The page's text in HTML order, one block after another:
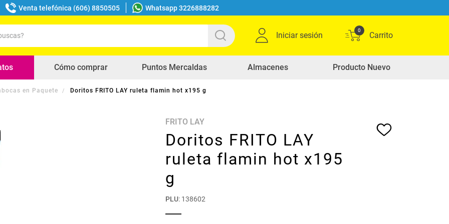
Venta telefónica (606) 8850505 Whatsapp 3226888282
Iniciar sesión
0
Cómo comprar Puntos Mercaldas Almacenes Producto Nuevo
en Paquete Doritos FRITO LAY ruleta flamin hot x195 g
FRITO LAY
Doritos FRITO LAY
ruleta flamin hot x195
g
PLU: 138602
buscados